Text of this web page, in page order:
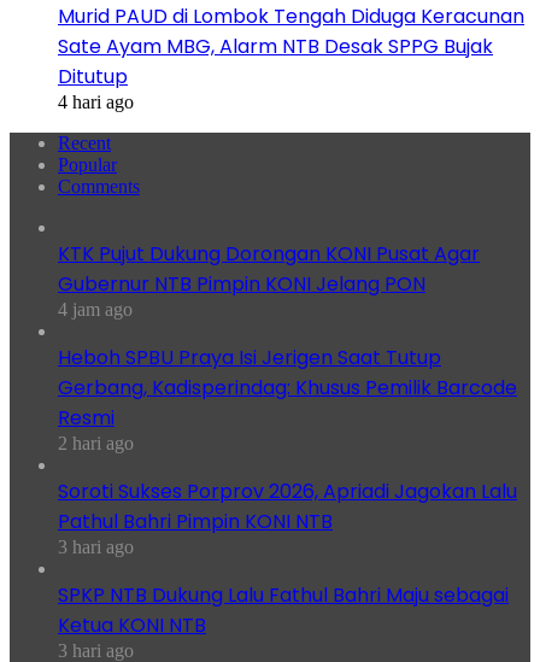
Murid PAUD di Lombok Tengah Diduga Keracunan
Sate Ayam MBG, Alarm NTB Desak SPPG Bujak
Ditutup
4 hari ago
Recent
Popular
Comments
KTK Pujut Dukung Dorongan KONI Pusat Agar
Gubernur NTB Pimpin KONI Jelang PON
4 jam ago
Heboh SPBU Praya Isi Jerigen Saat Tutup
Gerbang, Kadisperindag: Khusus Pemilik Barcode
Resmi
2 hari ago
Soroti Sukses Porprov 2026, Apriadi Jagokan Lalu
Pathul Bahri Pimpin KONI NTB
3 hari ago
SPKP NTB Dukung Lalu Fathul Bahri Maju sebagai
Ketua KONI NTB
3 hari ago